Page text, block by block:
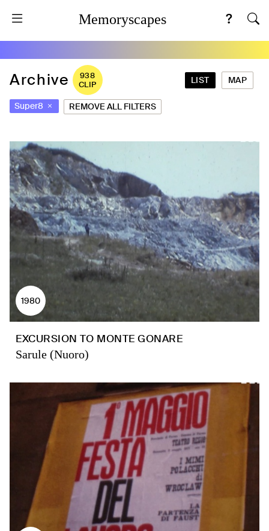
Memoryscapes
Archive
938
CLIP
LIST MAP
Super8 REMOVE ALL FILTERS
1980
EXCURSION TO MONTE GONARE
Sarule (Nuoro)